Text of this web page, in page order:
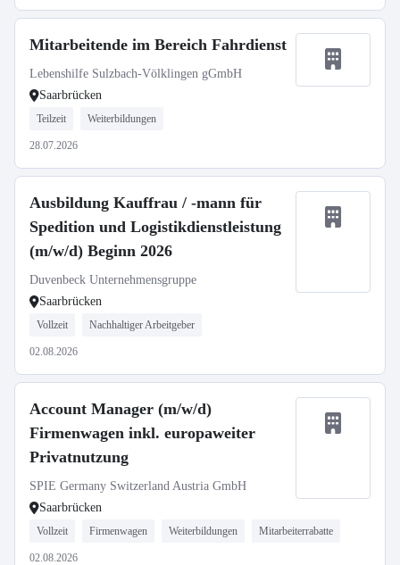
Mitarbeitende im Bereich Fahrdienst
Lebenshilfe Sulzbach-Völklingen gGmbH
Saarbrücken
Teilzeit Weiterbildungen
28.07.2026
Ausbildung Kauffrau / -mann für
Spedition und Logistikdienstleistung
(m/w/d) Beginn 2026
Duvenbeck Unternehmensgruppe
Saarbrücken
Vollzeit Nachhaltiger Arbeitgeber
02.08.2026
Account Manager (m/w/d)
Firmenwagen inkl. europaweiter
Privatnutzung
SPIE Germany Switzerland Austria GmbH
Saarbrücken
Vollzeit Firmenwagen Weiterbildungen Mitarbeiterrabatte
02.08.2026